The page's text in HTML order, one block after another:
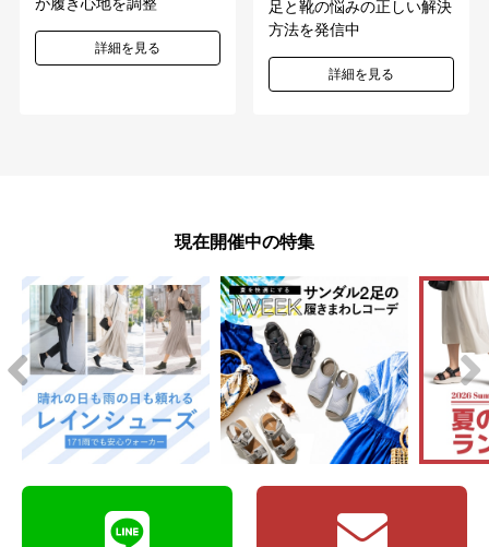
詳細を見る
足と靴の悩みの正しい解決
方法を発信中
詳細を見る
現在開催中の特集